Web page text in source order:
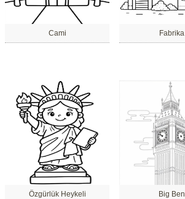
Cami Fabrika
Özgürlük Heykeli Big Ben